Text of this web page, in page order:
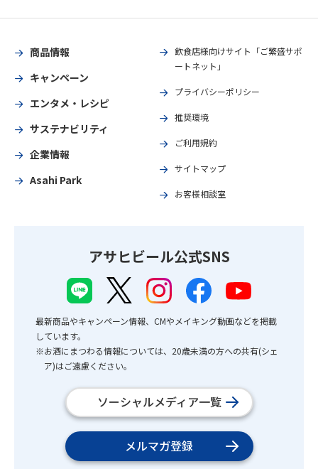
商品情報
キャンペーン
エンタメ・レシピ
サステナビリティ
企業情報
Asahi Park
飲食店様向けサイト「ご繁盛サポ
ートネット」
プライバシーポリシー
推奨環境
ご利用規約
サイトマップ
お客様相談室
アサヒビール公式SNS
最新商品やキャンペーン情報、CMやメイキング動画などを掲載
しています。
※お酒にまつわる情報については、20歳未満の方への共有(シェ
ア)はご遠慮ください。
ソーシャルメディア一覧
メルマガ登録